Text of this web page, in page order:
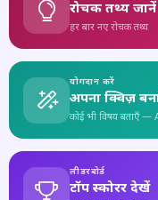
रोचक तथ्य
हर बार नए रोचक तथ्य
योगदान करें
अपना क्विज़
कोई भी विषय बताएँ —
लीडरबोर्ड
टॉप स्कोरर देखें